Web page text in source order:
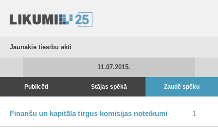
Jaunākie tiesību akti
11.07.2015.
Publicēti Stājas spēkā Zaudē spēku
Finanšu un kapitāla tirgus komisijas noteikumi 1